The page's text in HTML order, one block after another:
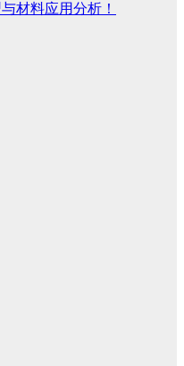
材料应用分析！